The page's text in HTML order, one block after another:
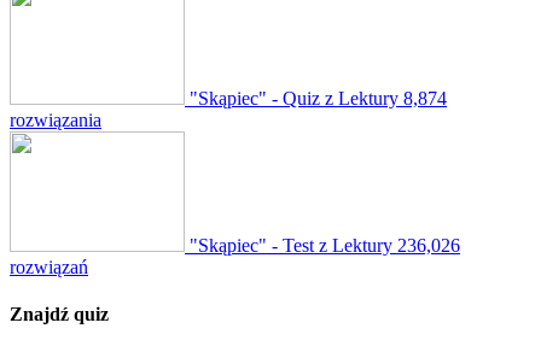
"Skąpiec" - Quiz z Lektury 8,874
rozwiązania
"Skąpiec" - Test z Lektury 236,026
rozwiązań
Znajdź quiz